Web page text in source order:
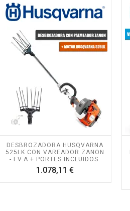
DESBROZADORA HUSQVARNA
525LK CON VAREADOR ZANON
- I.V.A + PORTES INCLUIDOS.
1.078,11 €Precio